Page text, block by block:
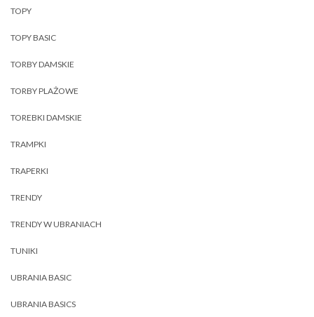
TOPY
TOPY BASIC
TORBY DAMSKIE
TORBY PLAŻOWE
TOREBKI DAMSKIE
TRAMPKI
TRAPERKI
TRENDY
TRENDY W UBRANIACH
TUNIKI
UBRANIA BASIC
UBRANIA BASICS